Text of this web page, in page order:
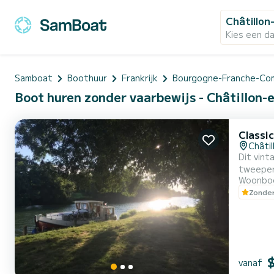
Kies een
Samboat Boothuur Frankrijk Bourgogne-Franche-
Boot huren zonder vaarbewijs -
Dit
vindt u
tot
vanaf